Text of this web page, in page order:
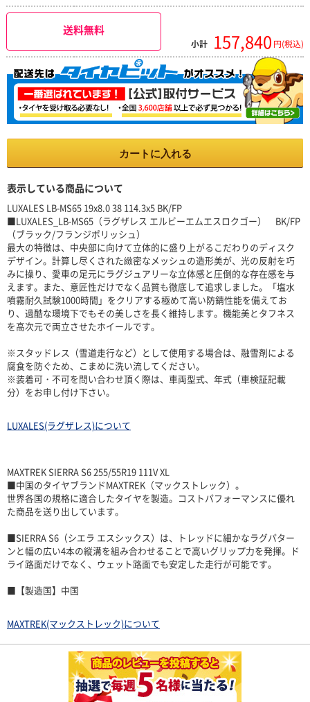
送料無料
小計 157,840 円(税込)
カートに入れる
表示している商品について
LUXALES LB-MS65 19x8.0 38 114.3x5 BK/FP
■LUXALES_LB-MS65（ラグザレス エルビーエムエスロクゴー） BK/FP
（ブラック/フランジポリッシュ）
最大の特徴は、中央部に向けて立体的に盛り上がるこだわりのディスク
デザイン。計算し尽くされた緻密なメッシュの造形美が、光の反射を巧
みに操り、愛車の足元にラグジュアリーな立体感と圧倒的な存在感を与
えます。また、意匠性だけでなく品質も徹底して追求しました。「塩水
噴霧耐久試験1000時間」をクリアする極めて高い防錆性能を備えてお
り、過酷な環境下でもその美しさを長く維持します。機能美とタフネス
を高次元で両立させたホイールです。
※スタッドレス（雪道走行など）として使用する場合は、融雪剤による
腐食を防ぐため、こまめに洗い流してください。
※装着可・不可を問い合わせ頂く際は、車両型式、年式（車検証記載
分）をお申し付け下さい。
LUXALES(ラグザレス)について
MAXTREK SIERRA S6 255/55R19 111V XL
■中国のタイヤブランドMAXTREK（マックストレック）。
世界各国の規格に適合したタイヤを製造。コストパフォーマンスに優れ
た商品を送り出しています。
■SIERRA S6（シエラ エスシックス）は、トレッドに細かなラグパター
ンと幅の広い4本の縦溝を組み合わせることで高いグリップ力を発揮。ド
ライ路面だけでなく、ウェット路面でも安定した走行が可能です。
■【製造国】中国
MAXTREK(マックストレック)について